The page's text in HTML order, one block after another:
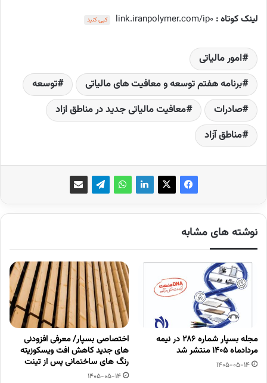
لینک کوتاه : link.iranpolymer.com/ip0 کپی کنید
امور مالیاتی
برنامه هفتم توسعه و معافیت های مالیاتی
توسعه‌
صادرات
معافیت مالیاتی جدید در مناطق ازاد
مناطق آزاد
نوشته های مشابه
مجله بسپار شماره 286 در نیمه
مردادماه 1405 منتشر شد
1405-05-14
اختصاصی بسپار/ معرفی افزودنی
های جدید کاهش افت ویسکوزیته
رنگ های ساختمانی پس از تینت
1405-05-14